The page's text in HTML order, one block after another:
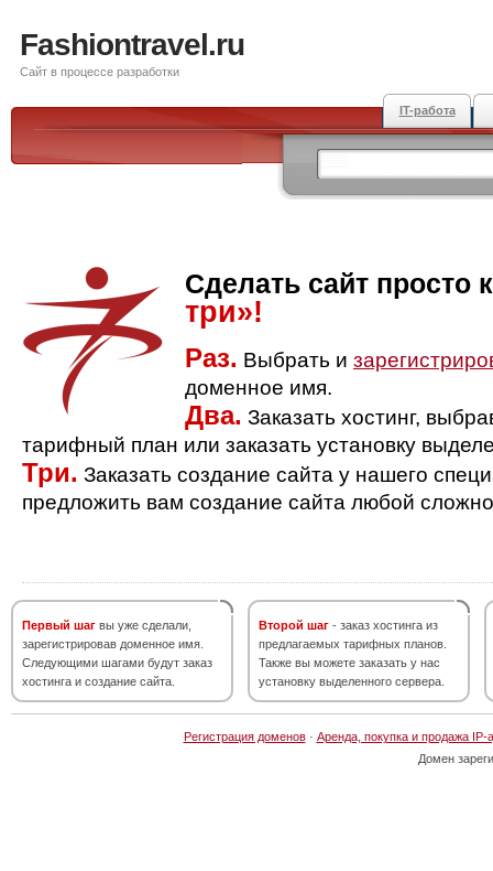
Fashiontravel.ru
Сайт в процессе разработки
IT-работа
Сделать сайт просто
три»!
Раз. Выбрать и
доменное имя.
Два. Заказать хостинг,
тарифный план или заказать установку
Три. Заказать создание сайта у нашего
предложить вам создание сайта любой
Первый шаг вы уже сделали,
зарегистрировав доменное имя.
Следующими шагами будут заказ
хостинга и создание сайта.
Второй шаг - заказ хостинга из
предлагаемых тарифных планов.
Также вы можете заказать у нас
установку выделенного сервера.
Регистрация доменов· Аренда, покупка и продажа IP-
Домен